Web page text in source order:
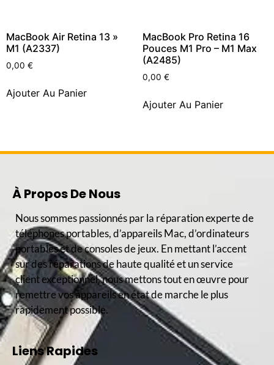
MacBook Air Retina 13 »
M1 (A2337)
0,00 €
Ajouter Au Panier
MacBook Pro Retina 16
Pouces M1 Pro – M1 Max
(A2485)
0,00 €
Ajouter Au Panier
À Propos De Nous
Nous sommes passionnés par la réparation experte de
téléphones portables, d’appareils Mac, d’ordinateurs
portables et de consoles de jeux. En mettant l’accent
sur des réparations de haute qualité et un service
client exceptionnel, nous mettons tout en œuvre pour
remettre vos appareils en état de marche le plus
rapidement possible.
Liens Rapides